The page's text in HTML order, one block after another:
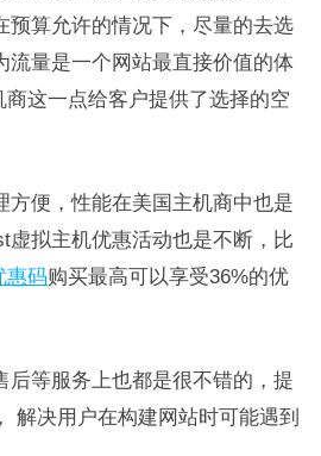
预算允许的情况下，尽量的去选
流量是一个网站最直接价值的体
这一点给客户提供了选择的空
方便，性能在美国主机商中也是
虚拟主机优惠活动也是不断，比
惠码购买最高可以享受36%的优
后等服务上也都是很不错的，提
解决用户在构建网站时可能遇到